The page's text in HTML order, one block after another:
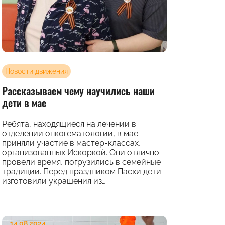
Новости движения
Рассказываем чему научились наши
дети в мае
Ребята, находящиеся на лечении в
отделении онкогематологии, в мае
приняли участие в мастер-классах,
организованных Искоркой. Они отлично
провели время, погрузились в семейные
традиции. Перед праздником Пасхи дети
изготовили украшения из…